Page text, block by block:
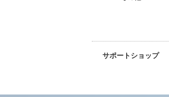
サポートショップ